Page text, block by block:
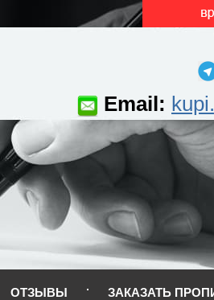
Email:
ОТЗЫВЫ ЗАКАЗАТЬ